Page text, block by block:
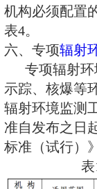
三、业务
业务用
的基础
测系统用
础条件，
机构业务
四、基本